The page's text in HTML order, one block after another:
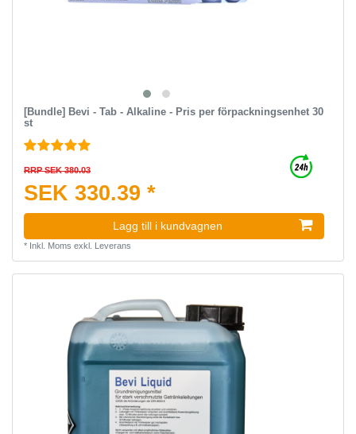
[Bundle] Bevi - Tab - Alkaline - Pris per förpackningsenhet 30
st
RRP SEK 380.03
SEK 330.39 *
Lagg till i kundvagnen
* Inkl. Moms exkl. Leverans